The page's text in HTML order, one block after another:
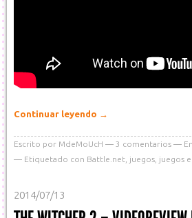
Continuar leyendo →
Escrito por MdeMoUcH 3 comentarios En
Etiquetado con Battle.net juegos juegos
2014/07/13